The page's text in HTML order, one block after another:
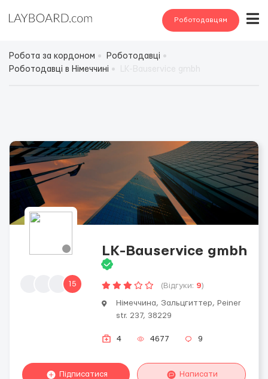
Роботодавцям
Робота за кордоном
Роботодавці
Роботодавці в Німеччині
15
LK-Bauservice gmbh
(Відгуки: 9)
Німеччина, Зальцгиттер, Peiner
str. 237, 38229
4 4677 9
Підписатися Написати